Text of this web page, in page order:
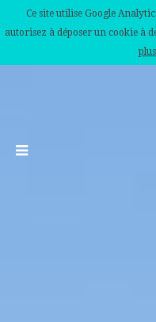
Ce site utilise Google
autorisez à déposer un cookie à